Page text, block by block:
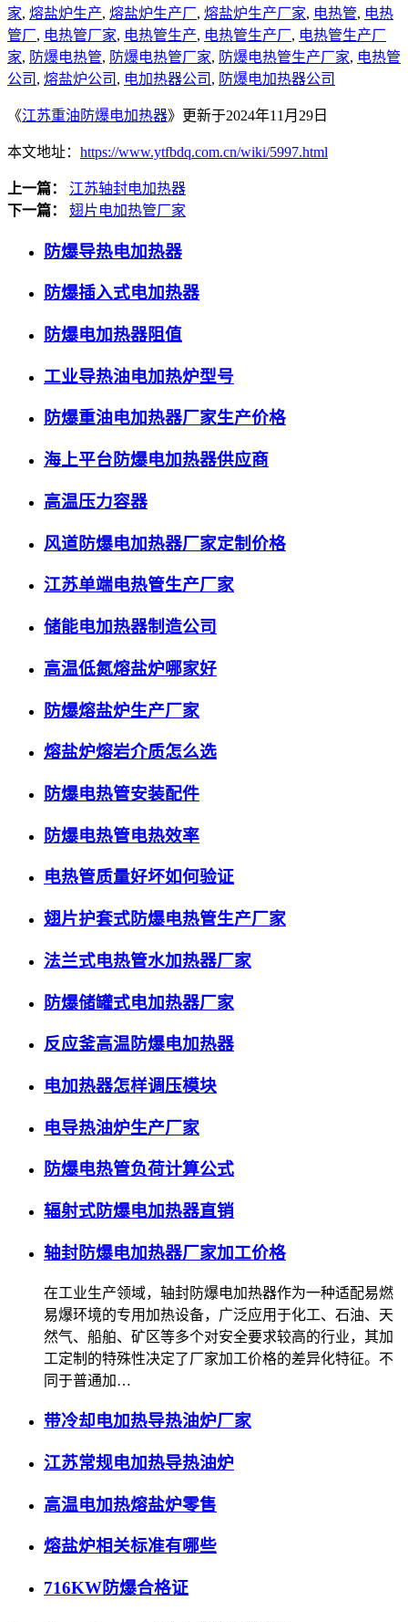
家, 熔盐炉生产, 熔盐炉生产厂, 熔盐炉生产厂家, 电热管, 电热
管厂, 电热管厂家, 电热管生产, 电热管生产厂, 电热管生产厂
家, 防爆电热管, 防爆电热管厂家, 防爆电热管生产厂家, 电热管
公司 , 熔盐炉公司 , 电加热器公司 , 防爆电加热器公司
《江苏重油防爆电加热器》更新于2024年11月29日
本文地址： https://www.ytfbdq.com.cn/wiki/5997.html
上一篇：
江苏轴封电加热器
下一篇：
翅片电加热管厂家
防爆导热电加热器
防爆插入式电加热器
防爆电加热器阻值
工业导热油电加热炉型号
防爆重油电加热器厂家生产价格
海上平台防爆电加热器供应商
高温压力容器
风道防爆电加热器厂家定制价格
江苏单端电热管生产厂家
储能电加热器制造公司
高温低氮熔盐炉哪家好
防爆熔盐炉生产厂家
熔盐炉熔岩介质怎么选
防爆电热管安装配件
防爆电热管电热效率
电热管质量好坏如何验证
翅片护套式防爆电热管生产厂家
法兰式电热管水加热器厂家
防爆储罐式电加热器厂家
反应釜高温防爆电加热器
电加热器怎样调压模块
电导热油炉生产厂家
防爆电热管负荷计算公式
辐射式防爆电加热器直销
轴封防爆电加热器厂家加工价格
在工业生产领域，轴封防爆电加热器作为一种适配易燃
易爆环境的专用加热设备，广泛应用于化工、石油、天
然气、船舶、矿区等多个对安全要求较高的行业，其加
工定制的特殊性决定了厂家加工价格的差异化特征。不
同于普通加…
带冷却电加热导热油炉厂家
江苏常规电加热导热油炉
高温电加热熔盐炉零售
熔盐炉相关标准有哪些
716KW防爆合格证